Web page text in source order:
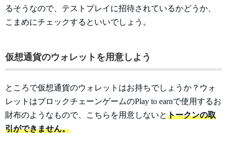
るそうなので、テストプレイに招待されているかどうか、
こまめにチェックするといいでしょう。
仮想通貨のウォレットを用意しよう
ところで仮想通貨のウォレットはお持ちでしょうか？ウォ
レットはブロックチェーンゲームのPlay to earnで使用するお
財布のようなもので、こちらを用意しないとトークンの取
引ができません。